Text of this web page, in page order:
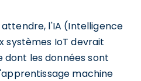
l'IA (Intelligence
systèmes IoT devrait
les données sont
machine